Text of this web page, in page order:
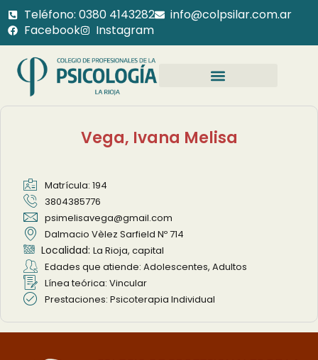
Teléfono: 0380 4143282
info@colpsilar.com.ar
Facebook
Instagram
Vega, Ivana Melisa
Matrícula: 194
3804385776
psimelisavega@gmail.com
Dalmacio Vèlez Sarfield Nº 714
Localidad:La Rioja, capital
Edades que atiende: Adolescentes, Adultos
Línea teórica: Vincular
Prestaciones: Psicoterapia Individual